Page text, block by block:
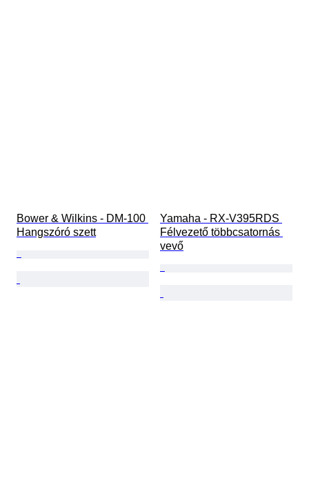
Bower & Wilkins - DM-100
Hangszóró szett
Yamaha - RX-V395RDS
Félvezető többcsatornás
vevő